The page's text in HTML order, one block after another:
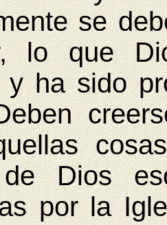
se
lo que
y ha sido
de Dios
por la